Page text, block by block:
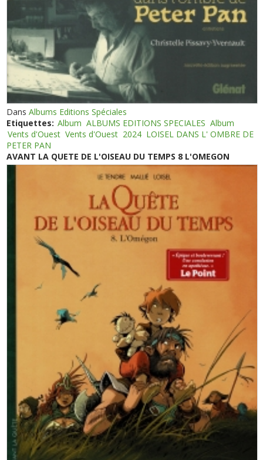
DansAlbums Editions Spéciales
Etiquettes: Album ALBUMS EDITIONS SPECIALES Album
Vents d'Ouest Vents d'Ouest 2024 LOISEL DANS L' OMBRE DE
PETER PAN
AVANT LA QUETE DE L'OISEAU DU TEMPS 8 L'OMEGON